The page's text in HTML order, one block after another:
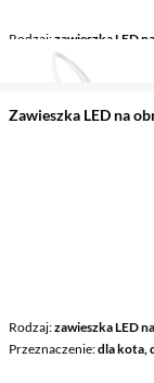
Rodzaj zawieszka LED
Przeznaczenie
dla kota,
Zawieszka LED na
Rodzaj zawieszka LED
Przeznaczenie dla kota,